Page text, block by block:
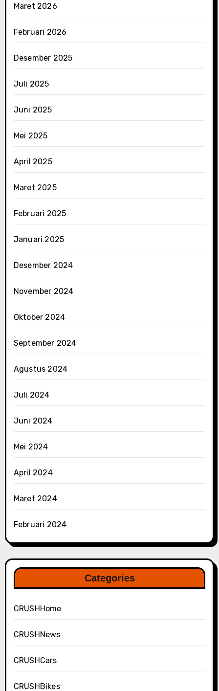
Maret 2026
Februari 2026
Desember 2025
Juli 2025
Juni 2025
Mei 2025
April 2025
Maret 2025
Februari 2025
Januari 2025
Desember 2024
November 2024
Oktober 2024
September 2024
Agustus 2024
Juli 2024
Juni 2024
Mei 2024
April 2024
Maret 2024
Februari 2024
Categories
CRUSHHome
CRUSHNews
CRUSHCars
CRUSHBikes